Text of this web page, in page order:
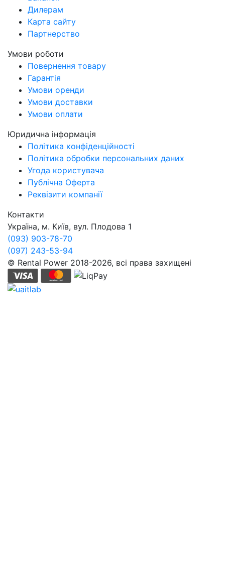
Дилерам
Карта сайту
Партнерство
Умови роботи
Повернення товару
Гарантія
Умови оренди
Умови доставки
Умови оплати
Юридична інформація
Політика конфіденційності
Політика обробки персональних даних
Угода користувача
Публічна Оферта
Реквізити компанії
Контакти
Україна, м. Київ, вул. Плодова 1
(093) 903-78-70
(097) 243-53-94
© Rental Power 2018-2026, всі права захищені